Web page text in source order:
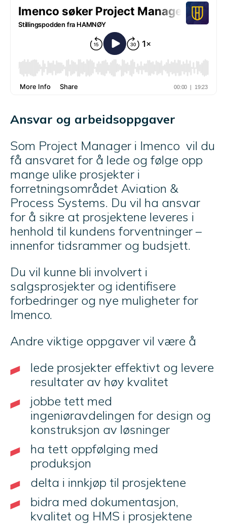
Ansvar og arbeidsoppgaver
Som Project Manager i Imenco vil du
få ansvaret for å lede og følge opp
mange ulike prosjekter i
forretningsområdet Aviation &
Process Systems. Du vil ha ansvar
for å sikre at prosjektene leveres i
henhold til kundens forventninger –
innenfor tidsrammer og budsjett.
Du vil kunne bli involvert i
salgsprosjekter og identifisere
forbedringer og nye muligheter for
Imenco.
Andre viktige oppgaver vil være å
lede prosjekter effektivt og levere
resultater av høy kvalitet
jobbe tett med
ingeniøravdelingen for design og
konstruksjon av løsninger
ha tett oppfølging med
produksjon
delta i innkjøp til prosjektene
bidra med dokumentasjon,
kvalitet og HMS i prosjektene